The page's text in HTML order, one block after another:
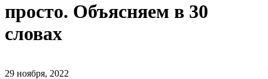
просто. Объясняем в 30
словах
29 ноября, 2022